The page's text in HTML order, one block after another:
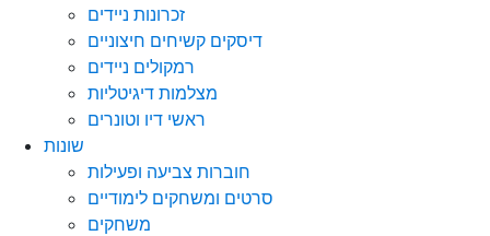
זכרונות ניידים
דיסקים קשיחים חיצוניים
רמקולים ניידים
מצלמות דיגיטליות
ראשי דיו וטונרים
שונות
חוברות צביעה ופעילות
סרטים ומשחקים לימודיים
משחקים